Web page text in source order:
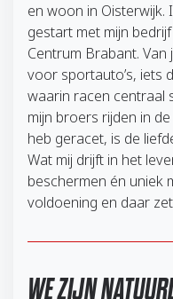
en woon in Oisterwijk.
gestart met mijn
Centrum Brabant.
voor sportauto’s, iets
waarin racen centraal
mijn broers rijden in
heb geracet, is de
Wat mij drijft in het
beschermen én uniek
voldoening en daar
WE ZIJN